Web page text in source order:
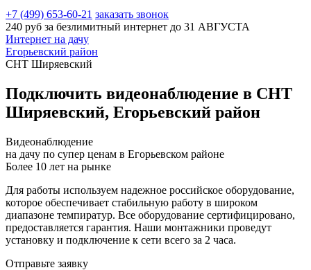
+7 (499) 653-60-21 заказать звонок
240 руб за безлимитный интернет до 31 АВГУСТА
Интернет на дачу
Егорьевский район
СНТ Ширяевский
Подключить видеонаблюдение в СНТ
Ширяевский, Егорьевский район
Видеонаблюдение
на дачу по супер ценам в Егорьевском районе
Более 10 лет на рынке
Для работы используем надежное российское оборудование,
которое обеспечивает стабильную работу в широком
диапазоне темпиратур. Все оборудование сертифицировано,
предоставляется гарантия. Наши монтажники проведут
установку и подключение к сети всего за 2 часа.
Отправьте заявку